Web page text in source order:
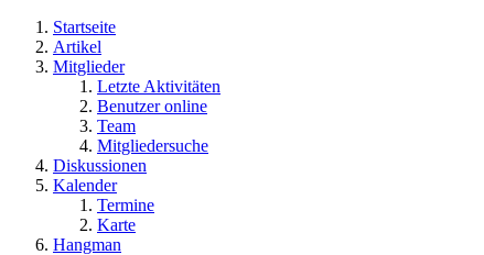
Startseite
Artikel
Mitglieder
Letzte Aktivitäten
Benutzer online
Team
Mitgliedersuche
Diskussionen
Kalender
Termine
Karte
Hangman